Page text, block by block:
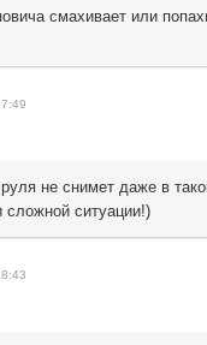
смахивает или
не снимет даже в
сложной ситуации!)